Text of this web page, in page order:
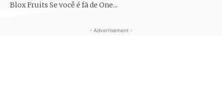
Blox Fruits Se você é fã de One...
- Advertisement -